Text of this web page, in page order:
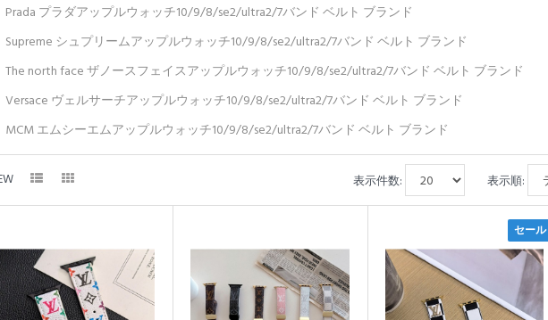
Prada プラダアップルウォッチ10/9/8/se2/ultra2/7バンド ベルト ブランド
Supreme シュプリームアップルウォッチ10/9/8/se2/ultra2/7バンド ベルト ブランド
The north face ザノースフェイスアップルウォッチ10/9/8/se2/ultra2/7バンド ベルト ブランド
Versace ヴェルサーチアップルウォッチ10/9/8/se2/ultra2/7バンド ベルト ブランド
MCM エムシーエムアップルウォッチ10/9/8/se2/ultra2/7バンド ベルト ブランド
表示順:
表示件数:
セール